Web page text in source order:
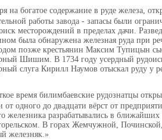
на богатое содержание в руде железа,
работы завода - запасы были
месторождений в пределах дачи.
была обнаружена железная руда при
позже крестьянин Максим Тупицын
Шишим. В 1734 году усердный
слуга Кирилл Наумов отыскал руду у
время билимбаевские рудознатцы
от одного до двадцати вёрст от
железника разрабатывались в
В горах Жемчужной,
железняк.